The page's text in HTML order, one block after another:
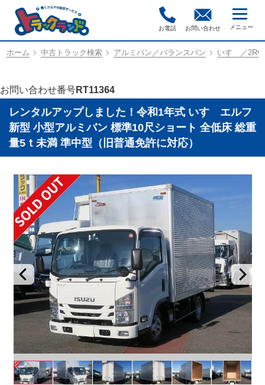
お電話 お問い合わせ
ホーム 中古トラック検索 アルミバン／バランスバン いすゞ／
お問い合わせ番号RT11364
レンタルアップしました！令和1年式 いすゞエルフ
新型 小型アルミバン 標準10尺ショート 全低床 総重
量5ｔ未満 準中型（旧普通免許に対応）